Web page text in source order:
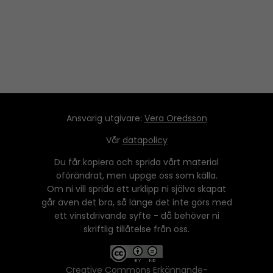
Ansvarig utgivare: Vera Oredsson
Vår datapolicy
Du får kopiera och sprida vårt material
oförändrat, men uppge oss som källa.
Om ni vill sprida ett urklipp ni själva skapat
går även det bra, så länge det inte görs med
ett vinstdrivande syfte - då behöver ni
skriftlig tillåtelse från oss.
Creative Commons Erkännande-